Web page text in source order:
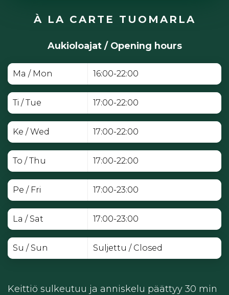
À LA CARTE TUOMARLA
Aukioloajat / Opening hours
Ma / Mon 16:00-22:00
Ti / Tue 17:00-22:00
Ke / Wed 17:00-22:00
To / Thu 17:00-22:00
Pe / Fri 17:00-23:00
La / Sat 17:00-23:00
Su / Sun Suljettu / Closed
Keittiö sulkeutuu ja anniskelu päättyy 30 min